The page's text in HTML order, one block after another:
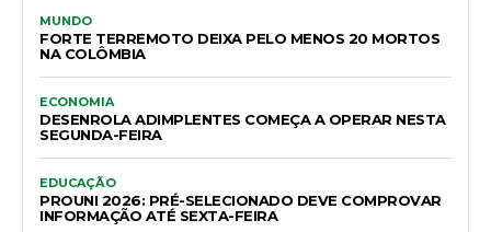
MUNDO
FORTE TERREMOTO DEIXA PELO MENOS 20 MORTOS
NA COLÔMBIA
ECONOMIA
DESENROLA ADIMPLENTES COMEÇA A OPERAR NESTA
SEGUNDA-FEIRA
EDUCAÇÃO
PROUNI 2026: PRÉ-SELECIONADO DEVE COMPROVAR
INFORMAÇÃO ATÉ SEXTA-FEIRA